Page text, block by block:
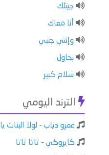
جيتلك
أنا معاك
وإنتي جنبي
بحاول
سلام كبير
الترند اليومي
عمرو دياب - لولا البنات يا
كايروكي - تاتا تاتا